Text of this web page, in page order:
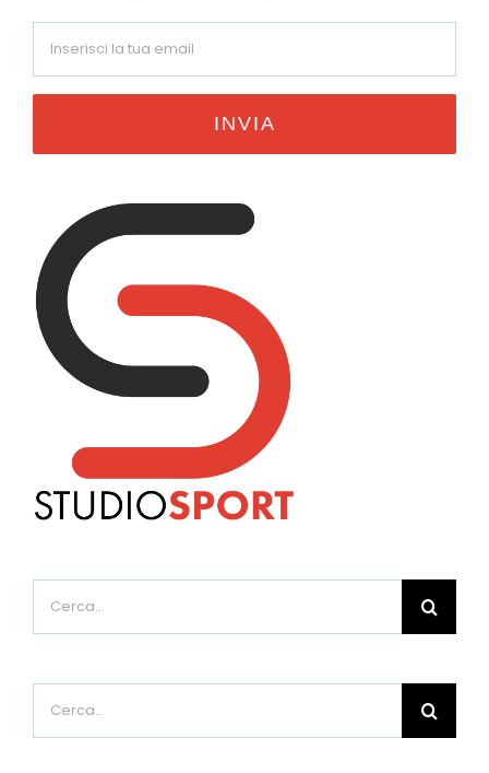
Cerca
per:
Cerca
per: